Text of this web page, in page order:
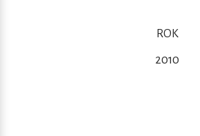
ROK
2010